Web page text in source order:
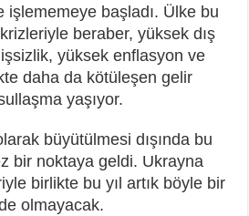
işlememeye başladı. Ülke bu
beraber, yüksek dış
yüksek enflasyon ve
daha da kötüleşen gelir
yaşıyor.
büyütülmesi dışında bu
bir noktaya geldi. Ukrayna
birlikte bu yıl artık böyle bir
olmayacak.